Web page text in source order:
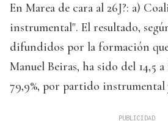
En Marea de cara al 26J?: a)
instrumental". El resultado,
difundidos por la formación
Manuel Beiras, ha sido del 14,5
79,9%, por partido instrumental